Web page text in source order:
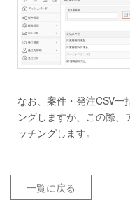
なお、案件・発注CSV
ングしますが、この際
ッチングします。
一覧に戻る